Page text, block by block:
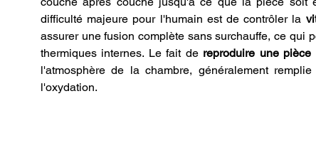
difficulté majeure pour l'humain est de contrôler la
assurer une fusion complète sans surchauffe, ce qui
thermiques internes. Le fait de reproduire une pièce
l'atmosphère de la chambre, généralement
l'oxydation.